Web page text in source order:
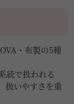
・布製の5種
統で扱われる
扱いやすさを重